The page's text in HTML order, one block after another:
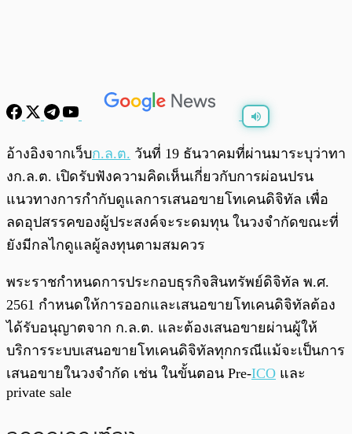
พร้อมเล่น
อ้างอิงจากเว็บก.ล.ต. วันที่ 19 ธันวาคมที่ผ่านมาระบุว่าทา
งก.ล.ต. เปิดรับฟังความคิดเห็นเกี่ยวกับการผ่อนปรน
แนวทางการกำกับดูแลการเสนอขายโทเคนดิจิทัล เพื่อ
ลดอุปสรรคของผู้ประสงค์จะระดมทุน ในวงจำกัดขณะที่
ยังมีกลไกดูแลผู้ลงทุนตามสมควร
พระราชกำหนดการประกอบธุรกิจสินทรัพย์ดิจิทัล พ.ศ.
2561 กำหนดให้การออกและเสนอขายโทเคนดิจิทัลต้อง
ได้รับอนุญาตจาก ก.ล.ต. และต้องเสนอขายผ่านผู้ให้
บริการระบบเสนอขายโทเคนดิจิทัลทุกกรณีแม้จะเป็นการ
เสนอขายในวงจำกัด เช่น ในขั้นตอน Pre-ICO และ
private sale